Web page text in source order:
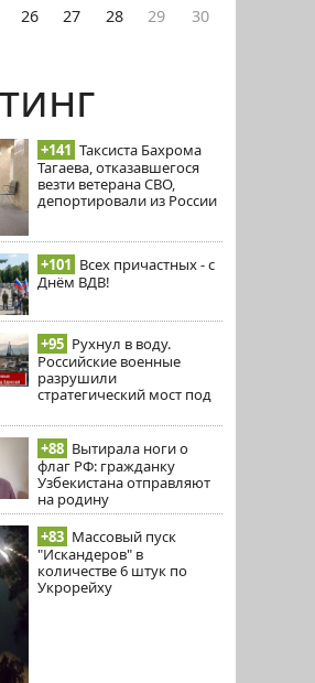
26 27 28 29
30
+141 Таксиста Бахрома
Тагаева, отказавшегося
везти ветерана СВО,
депортировали из России
+101 Всех причастных - с
Днём ВДВ!
+95 Рухнул в воду.
Российские военные
разрушили
стратегический мост под
+88 Вытирала ноги о
флаг РФ: гражданку
Узбекистана отправляют
на родину
+83 Массовый пуск
"Искандеров" в
количестве 6 штук по
Укрорейху